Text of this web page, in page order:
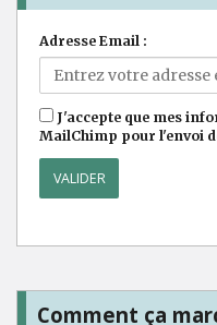
Adresse Email :
J'accepte que mes
MailChimp pour l'envoi
Comment ça